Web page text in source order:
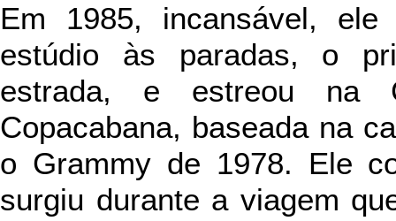
Em 1985, incansável,
estúdio às paradas, o
estrada, e estreou na
Copacabana, baseada na
o Grammy de 1978. Ele
surgiu durante a viagem